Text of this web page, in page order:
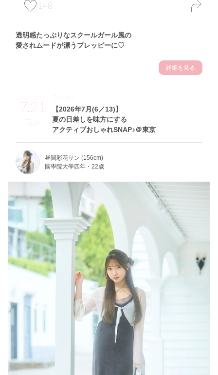
148
透明感たっぷりなスクールガール風の
愛されムードが漂うプレッピーに♡
詳細を見る
7.21
Tue
【2026年7月(6／13)】
夏の日差しを味方にする
アクティブおしゃれSNAP♪＠東京
Theme
昼間彩花サン (156cm)
國學院大學四年・22歳